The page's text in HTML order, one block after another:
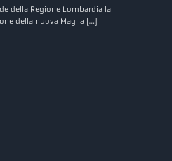
della Regione Lombardia la
della nuova Maglia […]